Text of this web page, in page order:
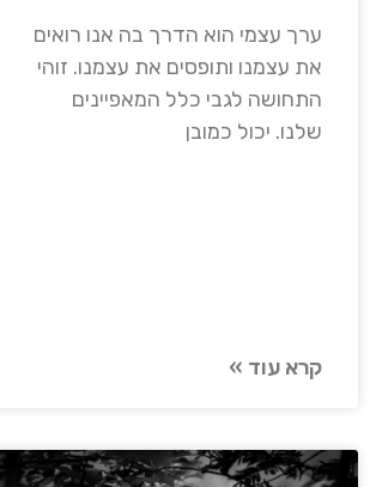
ערך עצמי הוא הדרך בה אנו רואים
את עצמנו ותופסים את עצמנו. זוהי
התחושה לגבי כלל המאפיינים
שלנו. יכול כמובן
קרא עוד »